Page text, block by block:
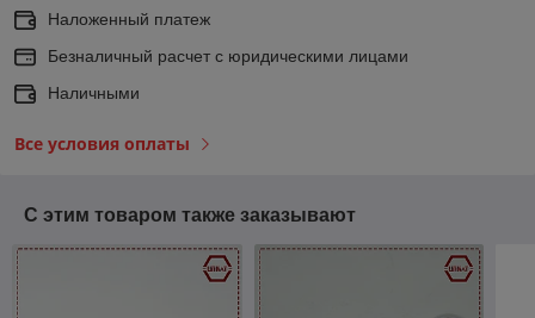
Наложенный платеж
Безналичный расчет с юридическими лицами
Наличными
Все условия оплаты
С этим товаром также заказывают